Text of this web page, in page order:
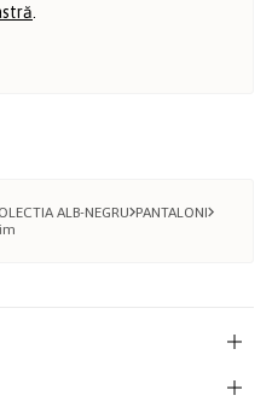
ALB-NEGRU PANTALONI